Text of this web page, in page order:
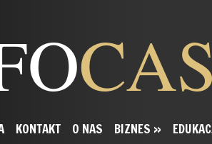
KONTAKT O NAS BIZNES »